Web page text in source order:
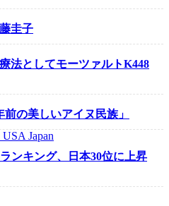
圭子
法としてモーツァルトK448
の美しいアイヌ民族」
ンキング、日本30位に上昇